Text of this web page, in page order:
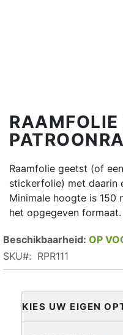
RAAMFOLIE
Raamfolie geetst (of
stickerfolie) met daarin
Minimale hoogte is 150
het opgegeven formaat.
OP
SKU
RPR111
KIES UW EIGEN